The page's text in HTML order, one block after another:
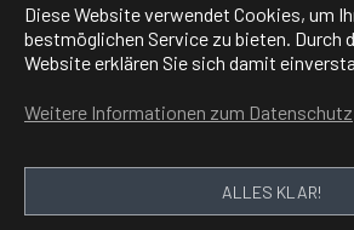
Diese Website verwendet Cookies, um
bestmöglichen Service zu bieten. Durch
Website erklären Sie sich damit
Weitere Informationen zum Datenschutz
ALLES KLAR!
Sitemap
FACHRICHTUNGEN
Elektronik und technische Informatik
Informationstechnologie